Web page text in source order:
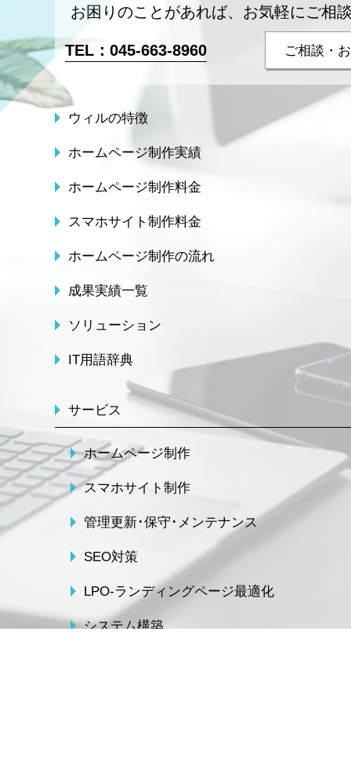
お困りのことがあれば、お気軽にご相
TEL： 045-663-8960 ご相談・
ウィルの特徴
ホームページ制作実績
ホームページ制作料金
スマホサイト制作料金
ホームページ制作の流れ
成果実績一覧
ソリューション
IT用語辞典
サービス
ホームページ制作
スマホサイト制作
管理更新･保守･メンテナンス
SEO対策
LPO-ランディングページ最適化
システム構築